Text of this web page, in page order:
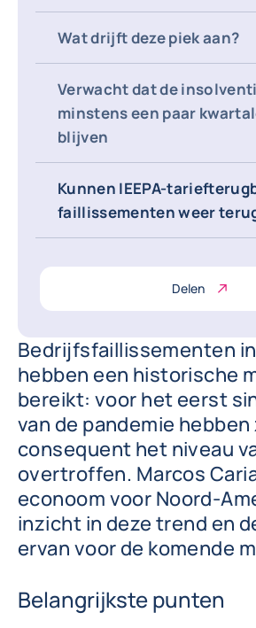
Wat drijft deze piek aan?
Verwacht dat de
minstens een paar
blijven
Kunnen IEEPA-
faillissementen weer
Delen
Bedrijfsfaillissementen in
hebben een historische
bereikt: voor het eerst
van de pandemie hebben
consequent het niveau
overtroffen. Marcos
econoom voor Noord-
inzicht in deze trend en
ervan voor de komende
Belangrijkste punten